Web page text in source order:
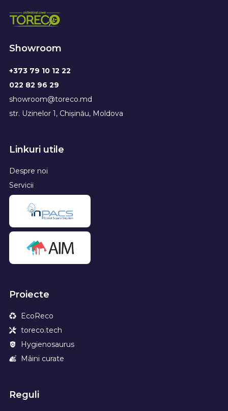
Showroom
+373 79 10 12 22
022 82 96 29
showroom@toreco.md
str. Uzinelor 1, Chișinău, Moldova
Linkuri utile
Despre noi
Servicii
Proiecte
EcoReco
toreco.tech
Hygienosaurus
Mâini curate
Reguli